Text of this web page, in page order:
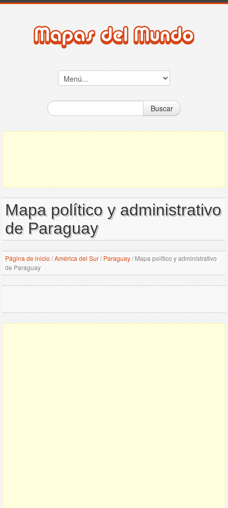
Buscar
Mapa político y administrativo
de Paraguay
Página de inicio /América del Sur/ Paraguay/Mapa político y administrativo
de Paraguay